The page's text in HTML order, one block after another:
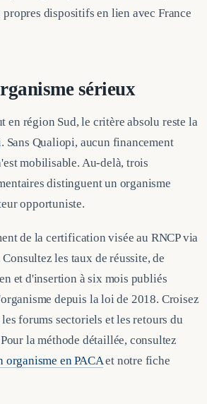
propres dispositifs en lien avec France
sérieux
en région Sud, le critère absolu reste la
Qualiopi, aucun financement
mobilisable. Au-delà, trois
distinguent un organisme
opportuniste.
de la certification visée au RNCP via
les taux de réussite, de
et d'insertion à six mois publiés
depuis la loi de 2018. Croisez
forums sectoriels et les retours du
la méthode détaillée, consultez
organisme en PACAet notre fiche